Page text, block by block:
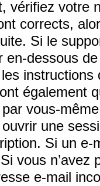
vérifiez votre
corrects,
Si le
en-dessous
également
vous-
une
Si un
vous n’avez
e-mail